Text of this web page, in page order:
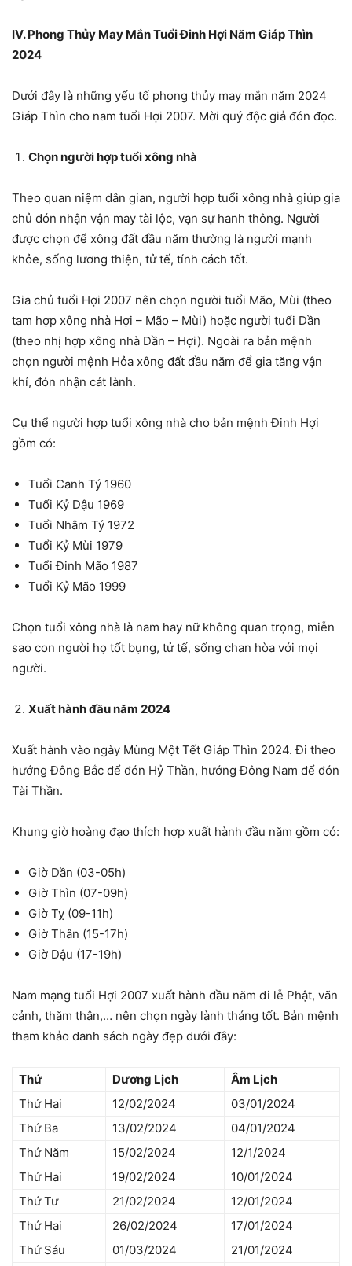
IV. Phong Thủy May Mắn Tuổi Đinh Hợi Năm Giáp Thìn
2024
Dưới đây là những yếu tố phong thủy may mắn năm 2024
Giáp Thìn cho nam tuổi Hợi 2007. Mời quý độc giả đón đọc.
Chọn người hợp tuổi xông nhà
Theo quan niệm dân gian, người hợp tuổi xông nhà giúp gia
chủ đón nhận vận may tài lộc, vạn sự hanh thông. Người
được chọn để xông đất đầu năm thường là người mạnh
khỏe, sống lương thiện, tử tế, tính cách tốt.
Gia chủ tuổi Hợi 2007 nên chọn người tuổi Mão, Mùi (theo
tam hợp xông nhà Hợi – Mão – Mùi) hoặc người tuổi Dần
(theo nhị hợp xông nhà Dần – Hợi). Ngoài ra bản mệnh
chọn người mệnh Hỏa xông đất đầu năm để gia tăng vận
khí, đón nhận cát lành.
Cụ thể người hợp tuổi xông nhà cho bản mệnh Đinh Hợi
gồm có:
Tuổi Canh Tý 1960
Tuổi Kỷ Dậu 1969
Tuổi Nhâm Tý 1972
Tuổi Kỷ Mùi 1979
Tuổi Đinh Mão 1987
Tuổi Kỷ Mão 1999
Chọn tuổi xông nhà là nam hay nữ không quan trọng, miễn
sao con người họ tốt bụng, tử tế, sống chan hòa với mọi
người.
Xuất hành đầu năm 2024
Xuất hành vào ngày Mùng Một Tết Giáp Thìn 2024. Đi theo
hướng Đông Bắc để đón Hỷ Thần, hướng Đông Nam để đón
Tài Thần.
Khung giờ hoàng đạo thích hợp xuất hành đầu năm gồm có:
Giờ Dần (03-05h)
Giờ Thìn (07-09h)
Giờ Tỵ (09-11h)
Giờ Thân (15-17h)
Giờ Dậu (17-19h)
Nam mạng tuổi Hợi 2007 xuất hành đầu năm đi lễ Phật, vãn
cảnh, thăm thân,… nên chọn ngày lành tháng tốt. Bản mệnh
tham khảo danh sách ngày đẹp dưới đây:
Thứ Dương Lịch
Âm Lịch
Thứ Hai
12/02/2024
03/01/2024
Thứ Ba
13/02/2024
04/01/2024
Thứ Năm
15/02/2024
12/1/2024
Thứ Hai
19/02/2024
10/01/2024
Thứ Tư
21/02/2024
12/01/2024
Thứ Hai
26/02/2024
17/01/2024
Thứ Sáu
01/03/2024
21/01/2024